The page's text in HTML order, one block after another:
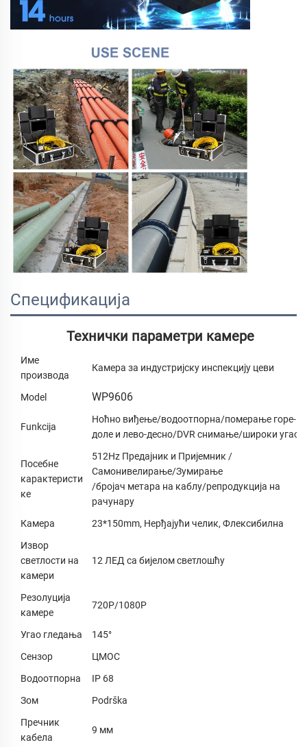
Спецификација
Технички параметри камере
Име
производа
Камера за индустријску инспекцију цеви
Model WP9606
Funkcija
Ноћно виђење/водоотпорна/померање горе-
доле и лево-десно/DVR снимање/широки угао
Посебне
карактеристи
ке
512Hz Предајник и Пријемник /
Самонивелирање/Зумирање
/бројач метара на каблу/репродукција на
рачунару
Камера
23*150mm, Нерђајући челик, Флексибилна
Извор
светлости на
камери
12 ЛЕД са бијелом светлошћу
Резолуција
камере
720P/1080P
Угао гледања
145°
Сензор
ЦМОС
Водоотпорна
IP 68
Зом
Podrška
Пречник
кабела
9 мм